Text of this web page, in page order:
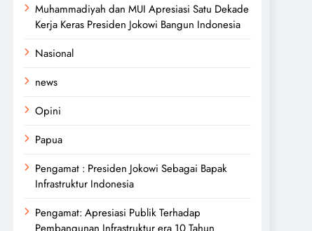
Muhammadiyah dan MUI Apresiasi Satu Dekade
Kerja Keras Presiden Jokowi Bangun Indonesia
Nasional
news
Opini
Papua
Pengamat : Presiden Jokowi Sebagai Bapak
Infrastruktur Indonesia
Pengamat: Apresiasi Publik Terhadap